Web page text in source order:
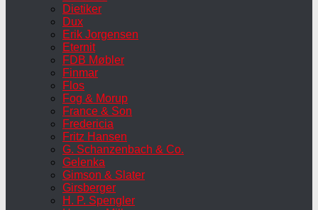
Dietiker
Dux
Erik Jorgensen
Eternit
FDB Møbler
Finmar
Flos
Fog & Morup
France & Son
Fredericia
Fritz Hansen
G. Schanzenbach & Co.
Gelenka
Gimson & Slater
Girsberger
H. P. Spengler